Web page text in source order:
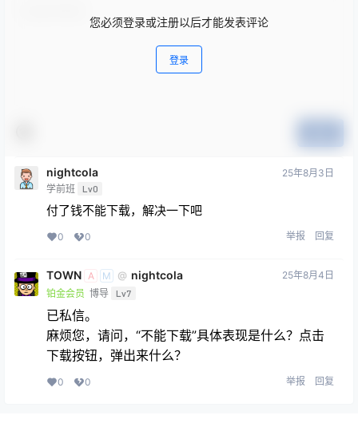
您必须登录或注册以后才能发表评论
登录
nightcola
学前班 Lv0
25年8月3日
付了钱不能下载，解决一下吧
0 0 举报 回复
TOWN A M @ nightcola
铂金会员 博导 Lv7
25年8月4日
已私信。
麻烦您，请问，“不能下载”具体表现是什么？点击
下载按钮，弹出来什么？
0 0 举报 回复